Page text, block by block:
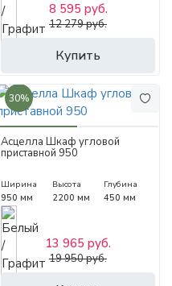
Купить
8 595 руб.
12 279 руб.
30%
Асцелла Шкаф угловой
приставной 950
Ширина
950 мм
Высота
2200 мм
Глубина
450 мм
13 965 руб.
19 950 руб.